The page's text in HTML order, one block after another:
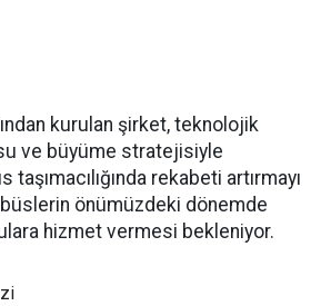
kurulan şirket, teknolojik
ve büyüme stratejisiyle
rekabeti artırmayı
önümüzdeki dönemde
hizmet vermesi bekleniyor.